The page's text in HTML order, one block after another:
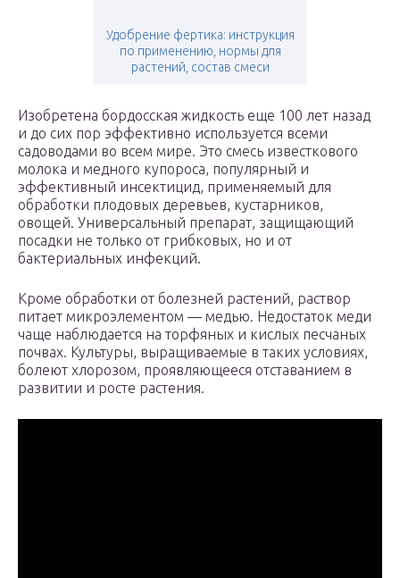
Удобрение фертика: инструкция
по применению, нормы для
растений, состав смеси
Изобретена бордосская жидкость еще 100 лет назад
и до сих пор эффективно используется всеми
садоводами во всем мире. Это смесь известкового
молока и медного купороса, популярный и
эффективный инсектицид, применяемый для
обработки плодовых деревьев, кустарников,
овощей. Универсальный препарат, защищающий
посадки не только от грибковых, но и от
бактериальных инфекций.
Кроме обработки от болезней растений, раствор
питает микроэлементом — медью. Недостаток меди
чаще наблюдается на торфяных и кислых песчаных
почвах. Культуры, выращиваемые в таких условиях,
болеют хлорозом, проявляющееся отставанием в
развитии и росте растения.